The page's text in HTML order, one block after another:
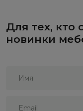
Для тех, кто
новинки